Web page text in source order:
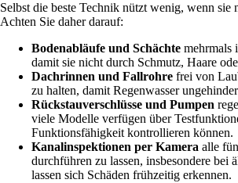
Selbst die beste Technik nützt wenig, wenn sie
Achten Sie daher darauf:
Bodenabläufe und Schächte mehrmals
damit sie nicht durch Schmutz, Haare
Dachrinnen und Fallrohre frei von
zu halten, damit Regenwasser
Rückstauverschlüsse und Pumpen
viele Modelle verfügen über
Funktionsfähigkeit kontrollieren können.
Kanalinspektionen per Kamera alle
durchführen zu lassen, insbesondere bei
lassen sich Schäden frühzeitig erkennen.